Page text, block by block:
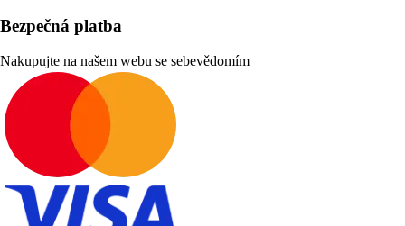
Bezpečná platba
Nakupujte na našem webu se sebevědomím